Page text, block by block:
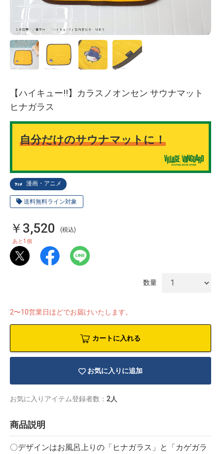
漫画・アニメ
送料無料ライン対象
【ハイキュー!!】カラスノオンセン サウナマット
ヒナガラス
自分だけのサウナマットに！
￥3,520 (税込)
あと 1 個
数量
2〜10営業日ほどでお届けいたします。
カートに入れる
お気に入りに追加
お気に入りアイテム登録者数： 2人
商品説明
〇デザインはお風呂上りの「ヒナガラス」と「カゲガラ
アダルトグ